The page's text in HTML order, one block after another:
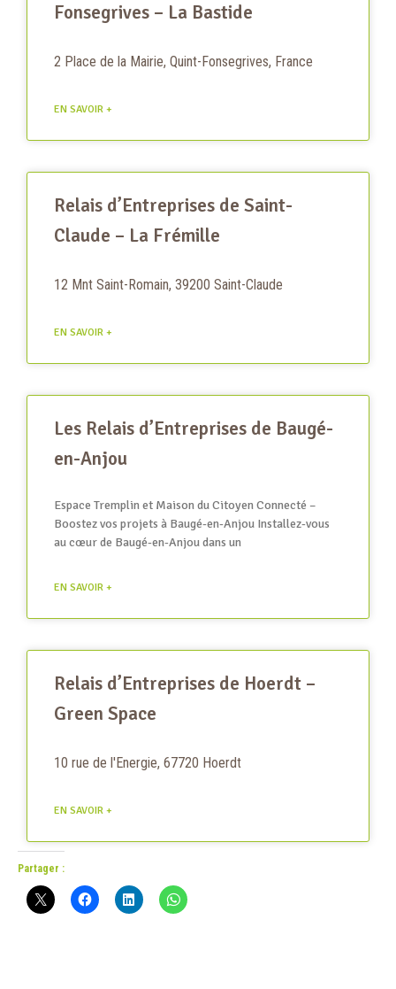
Fonsegrives – La Bastide
2 Place de la Mairie, Quint-Fonsegrives, France
EN SAVOIR +
Relais d’Entreprises de Saint-
Claude – La Frémille
12 Mnt Saint-Romain, 39200 Saint-Claude
EN SAVOIR +
Les Relais d’Entreprises de Baugé-
en-Anjou
Espace Tremplin et Maison du Citoyen Connecté –
Boostez vos projets à Baugé-en-Anjou Installez-vous
au cœur de Baugé-en-Anjou dans un
EN SAVOIR +
Relais d’Entreprises de Hoerdt –
Green Space
10 rue de l'Energie, 67720 Hoerdt
EN SAVOIR +
Partager :